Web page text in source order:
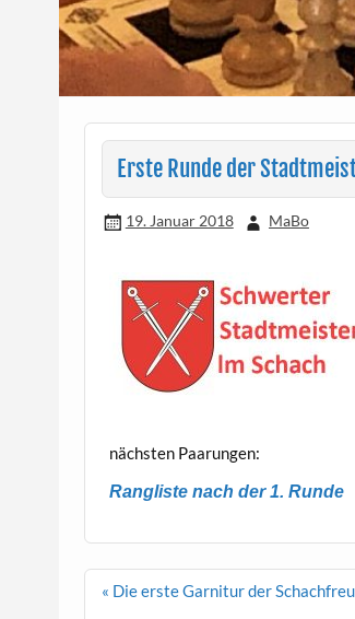
Erste Runde der
19. Januar 2018 MaBo
nächsten Paarungen:
Rangliste nach der 1. Runde
Beitragsnavigation
« Die erste Garnitur der